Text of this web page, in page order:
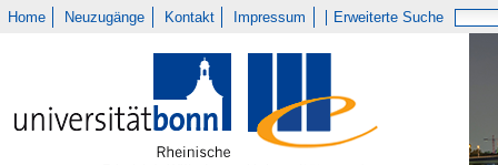
Home Neuzugänge Kontakt Impressum Erweiterte Suche